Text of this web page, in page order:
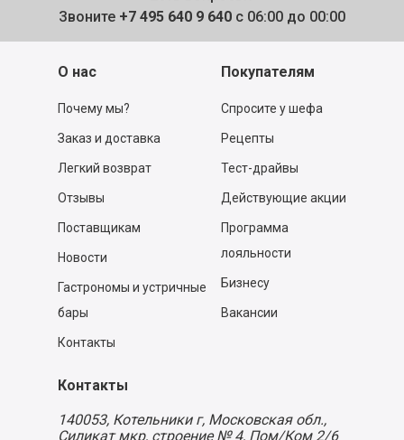
Звоните +7 495 640 9 640 с 06:00 до 00:00
О нас
Почему мы?
Заказ и доставка
Легкий возврат
Отзывы
Поставщикам
Новости
Гастрономы и устричные
бары
Контакты
Покупателям
Спросите у шефа
Рецепты
Тест-драйвы
Действующие акции
Программа
лояльности
Бизнесу
Вакансии
Контакты
140053, Котельники г, Московская обл.,
Силикат мкр, строение № 4, Пом/Ком 2/6